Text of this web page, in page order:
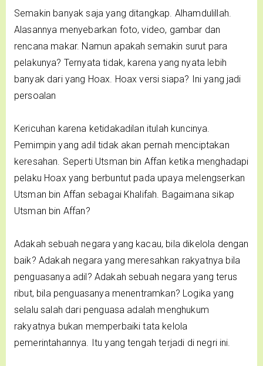
Semakin banyak saja yang ditangkap. Alhamdulillah.
Alasannya menyebarkan foto, video, gambar dan
rencana makar. Namun apakah semakin surut para
pelakunya? Ternyata tidak, karena yang nyata lebih
banyak dari yang Hoax. Hoax versi siapa? Ini yang jadi
persoalan
Kericuhan karena ketidakadilan itulah kuncinya.
Pemimpin yang adil tidak akan pernah menciptakan
keresahan. Seperti Utsman bin Affan ketika menghadapi
pelaku Hoax yang berbuntut pada upaya melengserkan
Utsman bin Affan sebagai Khalifah. Bagaimana sikap
Utsman bin Affan?
Adakah sebuah negara yang kacau, bila dikelola dengan
baik? Adakah negara yang meresahkan rakyatnya bila
penguasanya adil? Adakah sebuah negara yang terus
ribut, bila penguasanya menentramkan? Logika yang
selalu salah dari penguasa adalah menghukum
rakyatnya bukan memperbaiki tata kelola
pemerintahannya. Itu yang tengah terjadi di negri ini.